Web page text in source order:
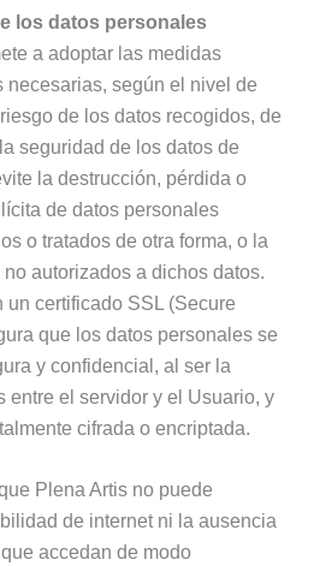
los datos personales
a adoptar las medidas
necesarias, según el nivel de
de los datos recogidos, de
seguridad de los datos de
la destrucción, pérdida o
de datos personales
o tratados de otra forma, o la
autorizados a dichos datos.
un certificado SSL (Secure
que los datos personales se
y confidencial, al ser la
entre el servidor y el Usuario, y
cifrada o encriptada.
Plena Artis no puede
de internet ni la ausencia
accedan de modo